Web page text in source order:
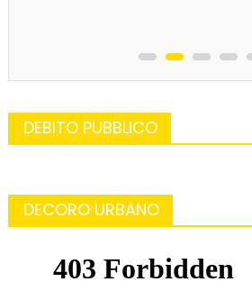
DEBITO PUBBLICO
DECORO URBANO